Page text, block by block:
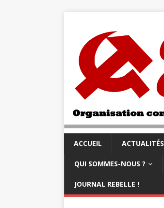
ACCUEIL ACTUALITÉS
QUI SOMMES-NOUS ?
JOURNAL REBELLE !